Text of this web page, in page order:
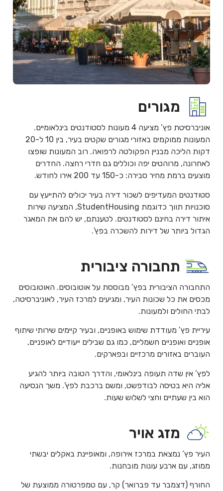
מגורים
אוניברסיטת פץ’ מציעה 4 מעונות לסטודנטים בינלאומיים.
המעונות ממוקמים באזורי מגורים שקטים בעיר, בין 10 ל-20
דקות הליכה מבניין הפקולטה לרפואה. רוב המעונות שופצו
לאחרונה, מרוהטים יפה וכוללים גם חדרי רחצה. החדרים
מוצעים ברמת מחיר סבירה: כ-150 עד 200 אירו לחודש.
סטודנטים המעדיפים לשכור דירה בעיר יכולים להתייעץ עם
סוכנויות תווך כדוגמת StudentHousing, המציעה שירות
איתור דירה בחינם לסטודנטים. לטענתם, יש להם את המאגר
הגדול ביותר של דירות להשכרה בפץ’.
תחבורה ציבורית
התחבורה הציבורית בפץ’ מבוססת על אוטובוסים. האוטובוסים
מכסים את כל שכונות העיר, ומגיעים למרכז העיר, לאוניברסיטה,
לבתי החולים ולמעונות.
עיריית פץ’ מעודדת שימוש באופניים, ובעיר קיימים שירותי שיתוף
אופניים ואופניים חשמליים, כמו גם שבילים ייעודיים לאופניים,
העוברים באזורים מרכזיים ובפארקים.
לפץ’ אין שדה תעופה בינלאומי, והדרך הטובה ביותר להגיע
אליה היא בטיסה לבודפשט, ומשם ברכבת לפץ’. משך הנסיעה
הוא בין שעתיים וחצי לשלוש שעות.
מזג אויר
העיר פץ’ נמצאת במרכז אירופה, ומאופיינת באקלים יבשתי
ממוזג, עם ארבע עונות מובחנות.
החורף (דצמבר עד פברואר) קר, עם טמפרטורה ממוצעת של